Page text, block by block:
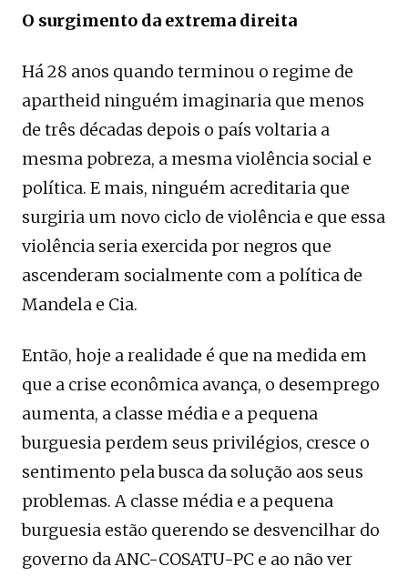
O surgimento da extrema direita
Há 28 anos quando terminou o regime de
apartheid ninguém imaginaria que menos
de três décadas depois o país voltaria a
mesma pobreza, a mesma violência social e
política. E mais, ninguém acreditaria que
surgiria um novo ciclo de violência e que essa
violência seria exercida por negros que
ascenderam socialmente com a política de
Mandela e Cia.
Então, hoje a realidade é que na medida em
que a crise econômica avança, o desemprego
aumenta, a classe média e a pequena
burguesia perdem seus privilégios, cresce o
sentimento pela busca da solução aos seus
problemas. A classe média e a pequena
burguesia estão querendo se desvencilhar do
governo da ANC-COSATU-PC e ao não ver